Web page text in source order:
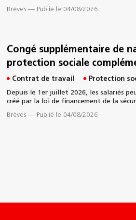
Brèves — Publié le 04/08/2026
Congé supplémentaire de
protection sociale
Contrat de travail
Protection
Depuis le 1er juillet 2026, les salariés
créé par la loi de financement de la
Brèves — Publié le 04/08/2026